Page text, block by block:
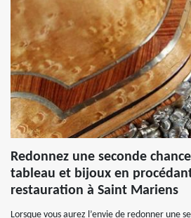
Redonnez une seconde
tableau et bijoux en
restauration à Saint Mariens
Lorsque vous aurez l’envie de redonner une